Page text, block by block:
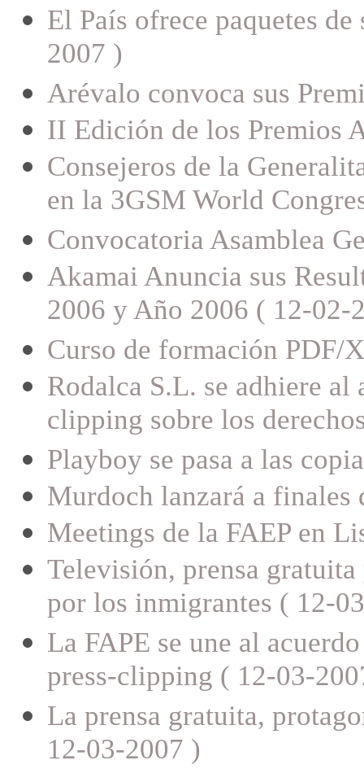
El País ofrece paquetes
2007 )
Arévalo convoca sus
II Edición de los Premios
Consejeros de la
en la 3GSM World
Convocatoria Asamblea
Akamai Anuncia sus
2006 y Año 2006 ( 12-02-
Curso de formación PDF/
Rodalca S.L. se adhiere al
clipping sobre los
Playboy se pasa a las
Murdoch lanzará a finales
Meetings de la FAEP en
Televisión, prensa
por los inmigrantes ( 12-
La FAPE se une al
press-clipping ( 12-03-
La prensa gratuita,
12-03-2007 )